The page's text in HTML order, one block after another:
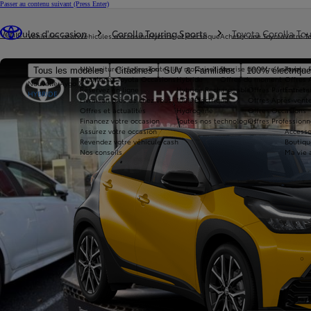
Passer au contenu suivant (Press Enter)
Véhicules neufs
Tous les modèles Citadines SUV & Familiales 100%
Nouvelle Aygo X
HYBRIDE
Véhicules d'occasion
Nos voitures d'occasion
Avantages Toyota Occasions
Réservez en ligne
Livraison près de chez vous
Offres et actualités
Financez votre occasion
Assurez votre occasion
Revendez votre véhicule cash
Nos conseils
Hybride et électrique
Toutes les motorisations
Hybride
Hybride Rechargeable
100% Électrique
Hydrogène
Toutes nos technologies
Acheter une Toyota
Reprise de votre voiture
Offres du moment
Offres Après-
Offres Occasions
Offres
Votre
Toyota
Offres
Ma vie
Véhicules d'occasion Corolla Touring Sports Toyota Corolla